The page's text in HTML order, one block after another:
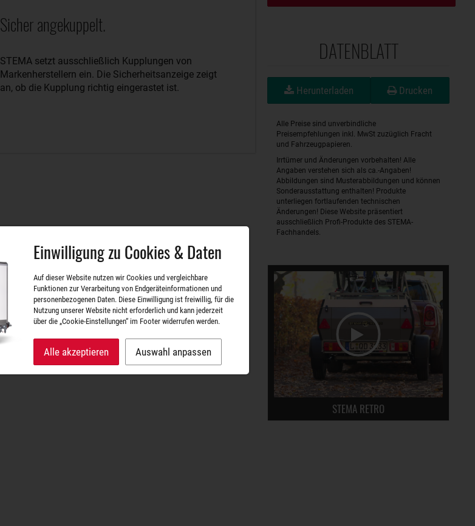
Sicher angekuppelt.
STEMA setzt ausschließlich Kupplungen von
Markenherstellern ein. Die Sicherheitsanzeige zeigt
an, ob die Kupplung richtig eingerastet ist.
DATENBLATT
Herunterladen Drucken
Alle Preise sind unverbindliche
Preisempfehlungen inkl. MwSt zuzüglich Fracht
und Fahrzeugpapieren.
Irrtümer und Änderungen vorbehalten! Alle
Angaben verstehen sich als ca.-Angaben!
Abbildungen sind Musterabbildungen und können
Sonderausstattung enthalten! Produkte
unterliegen fortlaufenden technischen
Änderungen! Diese Website präsentiert
ausschließlich Profi-Produkte des STEMA-
Fachhandels.
STEMA RETRO
Einwilligung zu Cookies & Daten
Auf dieser Website nutzen wir Cookies und vergleichbare
Funktionen zur Verarbeitung von Endgeräteinformationen und
personenbezogenen Daten. Diese Einwilligung ist freiwillig, für die
Nutzung unserer Website nicht erforderlich und kann jederzeit
über die „Cookie-Einstellungen“ im Footer widerrufen werden.
Alle akzeptieren Auswahl anpassen